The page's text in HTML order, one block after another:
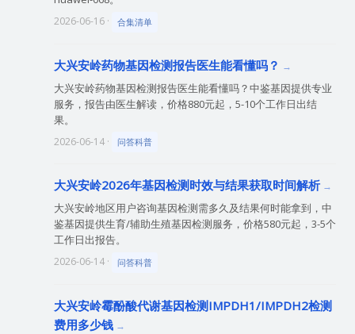
2026-06-16 · 合集清单
大兴安岭药物基因检测报告医生能看懂吗？
大兴安岭药物基因检测报告医生能看懂吗？中鉴基因提供专业
服务，报告由医生解读，价格880元起，5-10个工作日出结
果。
2026-06-14 · 问答科普
大兴安岭2026年基因检测时效与结果获取时间解析
大兴安岭地区用户咨询基因检测需多久及结果何时能拿到，中
鉴基因提供生育/辅助生殖基因检测服务，价格580元起，3-5个
工作日出报告。
2026-06-14 · 问答科普
大兴安岭霉酚酸代谢基因检测IMPDH1/IMPDH2检测
费用多少钱